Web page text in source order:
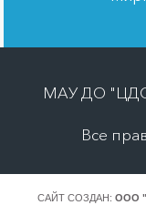
МАУ ДО
Все
САЙТ СОЗДАН: ООО